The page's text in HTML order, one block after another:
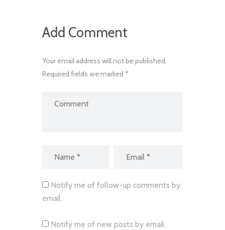
Add Comment
Your email address will not be published.
Required fields are marked *
Notify me of follow-up comments by
email.
Notify me of new posts by email.